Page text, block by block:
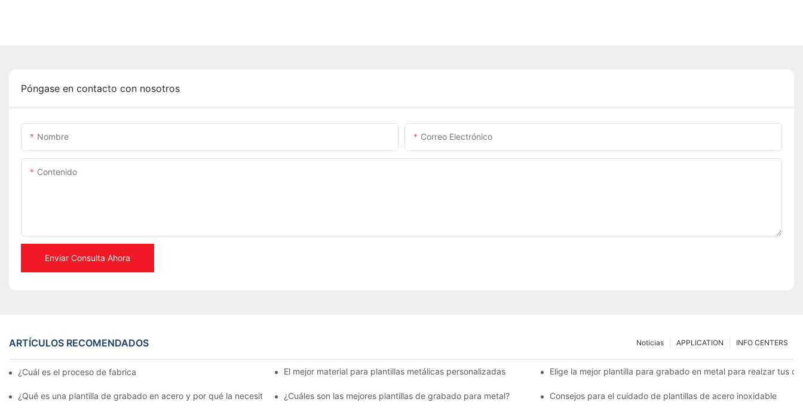
Póngase en contacto con nosotros
Nombre Correo Electrónico
Contenido
Enviar Consulta Ahora
ARTÍCULOS RECOMENDADOS INFO CENTERS
APPLICATION
Noticias
¿Cuál es el proceso de fabricación de plantillas metálicas? El mejor material para plantillas metálicas personalizadas Elige la mejor plantilla para grabado en metal para realzar tus
¿Qué es una plantilla de grabado en acero y por qué la necesitas? ¿Cuáles son las mejores plantillas de grabado para metal? Consejos para el cuidado de plantillas de acero inoxidable